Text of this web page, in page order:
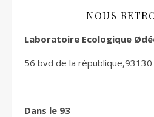
NOUS
Laboratoire Ecologique
56 bvd de la
Dans le 93